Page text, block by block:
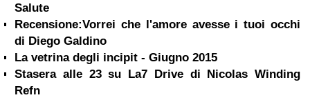
Salute
Recensione:Vorrei che l'amore avesse i tuoi occhi
di Diego Galdino
La vetrina degli incipit - Giugno 2015
Stasera alle 23 su La7 Drive di Nicolas Winding
Refn